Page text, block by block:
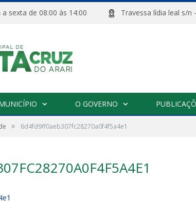
a sexta de 08:00 às 14:00 Travessa lídia leal
O GOVERNO
» 6d4fd9ff0aeb307fc28270a0f4f5a4e1